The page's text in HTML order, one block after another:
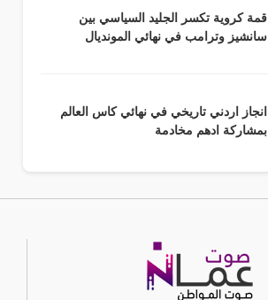
قمة كروية تكسر الجليد السياسي بين
سانشيز وترامب في نهائي المونديال
انجاز اردني تاريخي في نهائي كاس العالم
بمشاركة ادهم مخادمة